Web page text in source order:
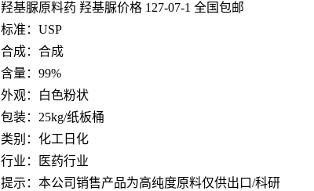
羟基脲原料药 羟基脲价格 127-07-1 全国包邮
标准：USP
合成：合成
含量：99%
外观：白色粉状
包装：25kg/纸板桶
类别：化工日化
行业：医药行业
提示：本公司销售产品为高纯度原料仅供出口/科研